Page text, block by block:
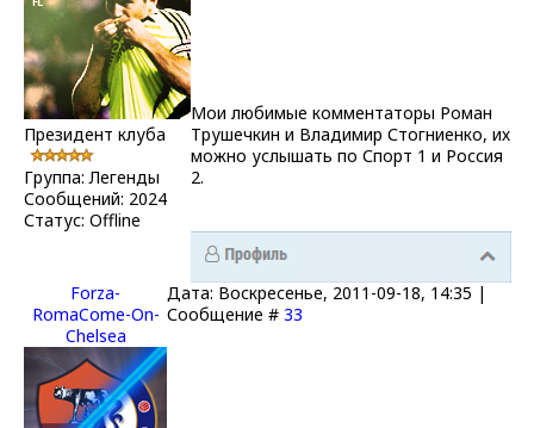
Президент клуба
Группа: Легенды
Сообщений: 2024
Статус: Offline
Мои любимые комментаторы Роман
Трушечкин и Владимир Стогниенко, их
можно услышать по Спорт 1 и Россия
2.
Forza-
RomaCome-On-
Chelsea
Дата: Воскресенье, 2011-09-18, 14:35 |
Сообщение # 33